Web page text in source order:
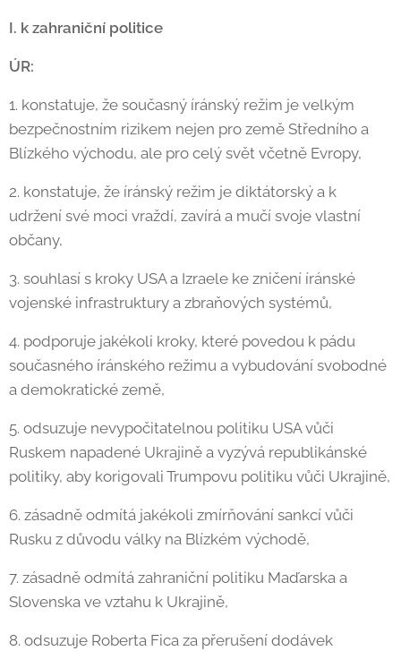
I. k zahraniční politice
ÚR:
1. konstatuje, že současný íránský režim je velkým
bezpečnostním rizikem nejen pro země Středního a
Blízkého východu, ale pro celý svět včetně Evropy,
2. konstatuje, že íránský režim je diktátorský a k
udržení své moci vraždí, zavírá a mučí svoje vlastní
občany,
3. souhlasí s kroky USA a Izraele ke zničení íránské
vojenské infrastruktury a zbraňových systémů,
4. podporuje jakékoli kroky, které povedou k pádu
současného íránského režimu a vybudování svobodné
a demokratické země,
5. odsuzuje nevypočitatelnou politiku USA vůči
Ruskem napadené Ukrajině a vyzývá republikánské
politiky, aby korigovali Trumpovu politiku vůči Ukrajině,
6. zásadně odmítá jakékoli zmírňování sankcí vůči
Rusku z důvodu války na Blízkém východě,
7. zásadně odmítá zahraniční politiku Maďarska a
Slovenska ve vztahu k Ukrajině,
8. odsuzuje Roberta Fica za přerušení dodávek